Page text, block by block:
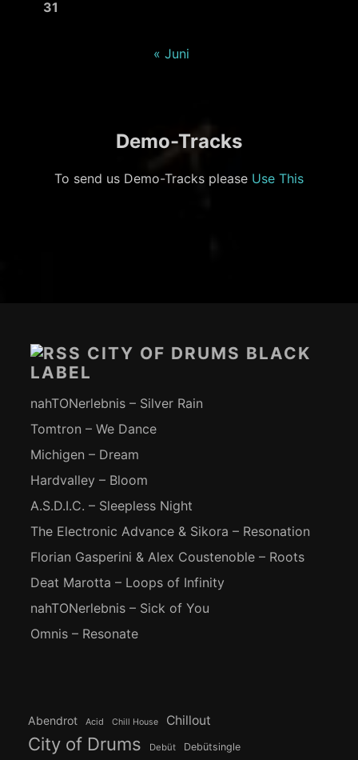
31
« Juni
Demo-Tracks
To send us Demo-Tracks please Use This
CITY OF DRUMS BLACK
LABEL
nahTONerlebnis – Silver Rain
Tomtron – We Dance
Michigen – Dream
Hardvalley – Bloom
A.S.D.I.C. – Sleepless Night
The Electronic Advance & Sikora – Resonation
Florian Gasperini & Alex Coustenoble – Roots
Deat Marotta – Loops of Infinity
nahTONerlebnis – Sick of You
Omnis – Resonate
Abendrot Acid Chill House Chillout
City of Drums Debüt Debütsingle